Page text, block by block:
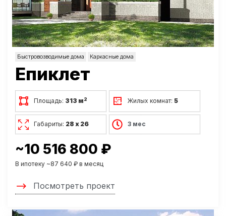
Быстровозводимые дома Каркасные дома
Епиклет
Площадь: 313 м2 Жилых комнат:5
Габариты: 28 х 26 3 мес
~10 516 800 ₽
В ипотеку ~87 640 ₽ в месяц
Посмотреть проект